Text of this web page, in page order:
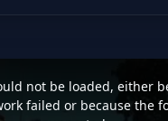
moderna, envolvente e
as notificações e
not be loaded, either
failed or because the